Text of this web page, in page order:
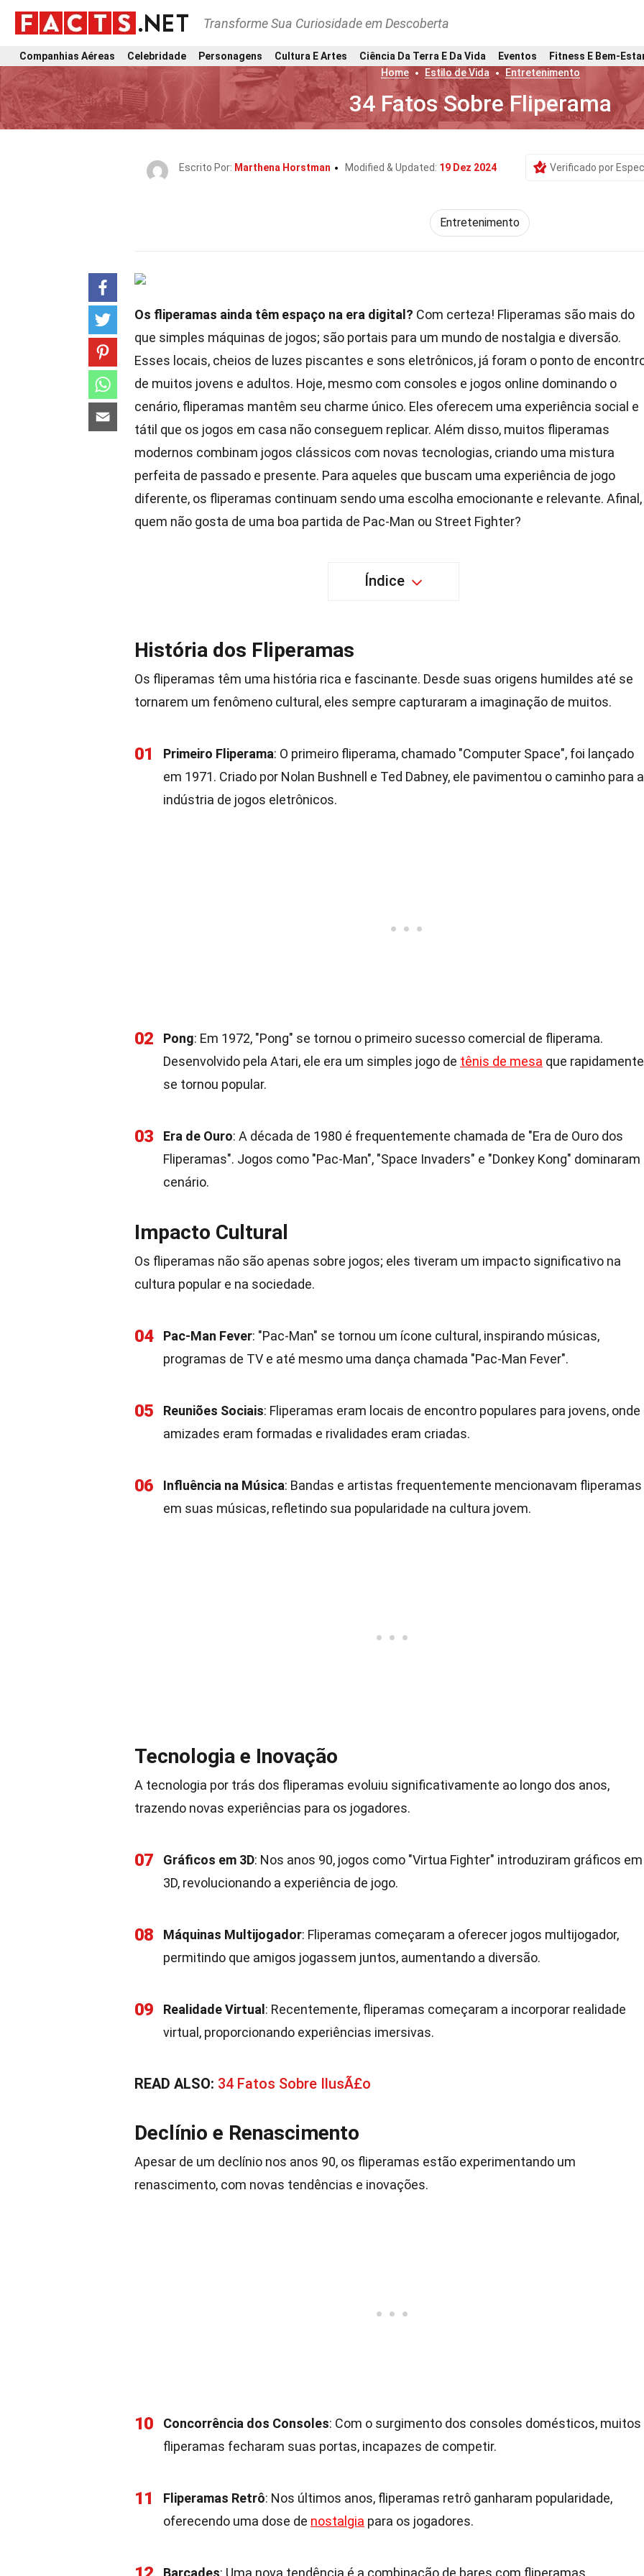
Transforme Sua Curiosidade em Descoberta
Companhias Aéreas Celebridade Personagens Cultura E Artes Ciência Da Terra E Da Vida Eventos
Fitness E Bem-
Home
Estilo de Vida Entretenimento
34 Fatos Sobre Fliperama
Escrito Por: Marthena Horstman Modified & Updated: 19 Dez 2024 Verificado por
Entretenimento
Os fliperamas ainda têm espaço na era digital? Com certeza! Fliperamas são mais do
que simples máquinas de jogos; são portais para um mundo de nostalgia e diversão.
Esses locais, cheios de luzes piscantes e sons eletrônicos, já foram o ponto de
de muitos jovens e adultos. Hoje, mesmo com consoles e jogos online dominando o
cenário, fliperamas mantêm seu charme único. Eles oferecem uma experiência social e
tátil que os jogos em casa não conseguem replicar. Além disso, muitos fliperamas
modernos combinam jogos clássicos com novas tecnologias, criando uma mistura
perfeita de passado e presente. Para aqueles que buscam uma experiência de jogo
diferente, os fliperamas continuam sendo uma escolha emocionante e relevante. Afinal,
quem não gosta de uma boa partida de Pac-Man ou Street Fighter?
Índice
História dos Fliperamas
Os fliperamas têm uma história rica e fascinante. Desde suas origens humildes até se
tornarem um fenômeno cultural, eles sempre capturaram a imaginação de muitos.
01 Primeiro Fliperama: O primeiro fliperama, chamado "Computer Space", foi lançado
em 1971. Criado por Nolan Bushnell e Ted Dabney, ele pavimentou o caminho para a
indústria de jogos eletrônicos.
02 Pong: Em 1972, "Pong" se tornou o primeiro sucesso comercial de fliperama.
Desenvolvido pela Atari, ele era um simples jogo de tênis de mesa que rapidamente
se tornou popular.
03 Era de Ouro: A década de 1980 é frequentemente chamada de "Era de Ouro dos
Fliperamas". Jogos como "Pac-Man", "Space Invaders" e "Donkey Kong" dominaram
cenário.
Impacto Cultural
Os fliperamas não são apenas sobre jogos; eles tiveram um impacto significativo na
cultura popular e na sociedade.
04 Pac-Man Fever: "Pac-Man" se tornou um ícone cultural, inspirando músicas,
programas de TV e até mesmo uma dança chamada "Pac-Man Fever".
05 Reuniões Sociais: Fliperamas eram locais de encontro populares para jovens, onde
amizades eram formadas e rivalidades eram criadas.
06 Influência na Música: Bandas e artistas frequentemente mencionavam fliperamas
em suas músicas, refletindo sua popularidade na cultura jovem.
Tecnologia e Inovação
A tecnologia por trás dos fliperamas evoluiu significativamente ao longo dos anos,
trazendo novas experiências para os jogadores.
07 Gráficos em 3D: Nos anos 90, jogos como "Virtua Fighter" introduziram gráficos em
3D, revolucionando a experiência de jogo.
08 Máquinas Multijogador: Fliperamas começaram a oferecer jogos multijogador,
permitindo que amigos jogassem juntos, aumentando a diversão.
09 Realidade Virtual : Recentemente, fliperamas começaram a incorporar realidade
virtual, proporcionando experiências imersivas.
READ ALSO: 34 Fatos Sobre IlusÃ£o
Declínio e Renascimento
Apesar de um declínio nos anos 90, os fliperamas estão experimentando um
renascimento, com novas tendências e inovações.
10 Concorrência dos Consoles: Com o surgimento dos consoles domésticos, muitos
fliperamas fecharam suas portas, incapazes de competir.
11 Fliperamas Retrô: Nos últimos anos, fliperamas retrô ganharam popularidade,
oferecendo uma dose de nostalgia para os jogadores.
Barcades: Uma nova tendência é a combinação de bares com fliperamas,